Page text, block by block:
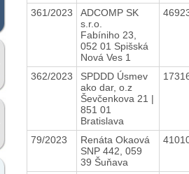
361/2023
ADCOMP SK
s.r.o.
Fabíniho 23,
052 01 Spišská
Nová Ves 1
362/2023
SPDDD Úsmev
ako dar, o.z
Ševčenkova 21 |
851 01
Bratislava
79/2023
Renáta Okaová
SNP 442, 059
39 Šuňava